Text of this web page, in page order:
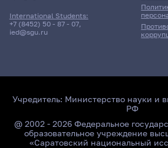
International Students:
+7 (8452) 50 - 87 - 07,
ied@sgu.ru
Учредитель: Министерство науки и
РФ
@ 2002 - 2026 Федеральное
образовательное учреждение
«Саратовский национальный